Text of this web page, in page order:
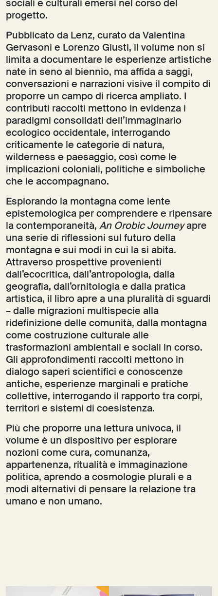
sociali e culturali emersi nel corso del
progetto.
Pubblicato da Lenz, curato da Valentina
Gervasoni e Lorenzo Giusti, il volume non si
limita a documentare le esperienze artistiche
nate in seno al biennio, ma affida a saggi,
conversazioni e narrazioni visive il compito di
proporre un campo di ricerca ampliato. I
contributi raccolti mettono in evidenza i
paradigmi consolidati dell’immaginario
ecologico occidentale, interrogando
criticamente le categorie di natura,
wilderness e paesaggio, così come le
implicazioni coloniali, politiche e simboliche
che le accompagnano.
Esplorando la montagna come lente
epistemologica per comprendere e ripensare
la contemporaneità, An Orobic Journeyapre
una serie di riflessioni sul futuro della
montagna e sui modi in cui la si abita.
Attraverso prospettive provenienti
dall’ecocritica, dall’antropologia, dalla
geografia, dall’ornitologia e dalla pratica
artistica, il libro apre a una pluralità di sguardi
– dalle migrazioni multispecie alla
ridefinizione delle comunità, dalla montagna
come costruzione culturale alle
trasformazioni ambientali e sociali in corso.
Gli approfondimenti raccolti mettono in
dialogo saperi scientifici e conoscenze
antiche, esperienze marginali e pratiche
collettive, interrogando il rapporto tra corpi,
territori e sistemi di coesistenza.
Più che proporre una lettura univoca, il
volume è un dispositivo per esplorare
nozioni come cura, comunanza,
appartenenza, ritualità e immaginazione
politica, aprendo a cosmologie plurali e a
modi alternativi di pensare la relazione tra
umano e non umano.